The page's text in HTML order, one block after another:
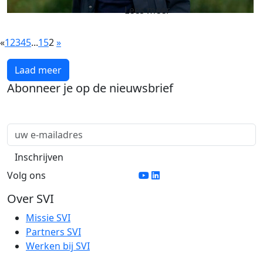
Lees meer
«12345...152»
Laad meer
Abonneer je op de nieuwsbrief
Volg ons
Over SVI
Missie SVI
Partners SVI
Werken bij SVI